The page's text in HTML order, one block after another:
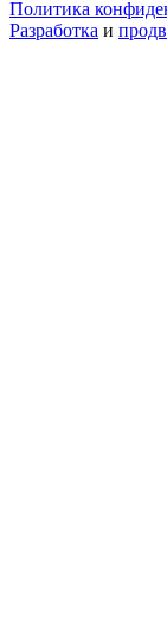
Политика
Разработка и